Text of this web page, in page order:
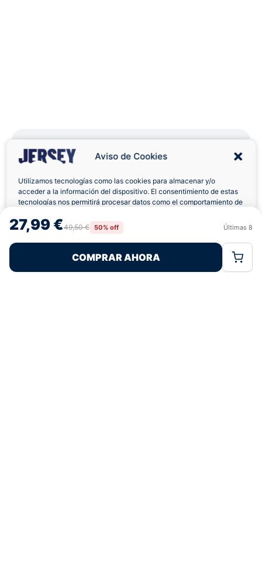
Aviso de Cookies
Utilizamos tecnologías como las cookies para almacenar y/o
acceder a la información del dispositivo. El consentimiento de estas
tecnologías nos permitirá procesar datos como el comportamiento de
retirar el consentimiento, puede afectar negativamente a ciertas
características y funciones.
Rechazar
Política de CookiesPolítica de Privacidad
27,99 €49,50 € 50% off Últimas 8
COMPRAR AHORA
Envíos a Domicilio Devolución 7 Días
Pagos 100% Seguros Ofertas Sin Límites